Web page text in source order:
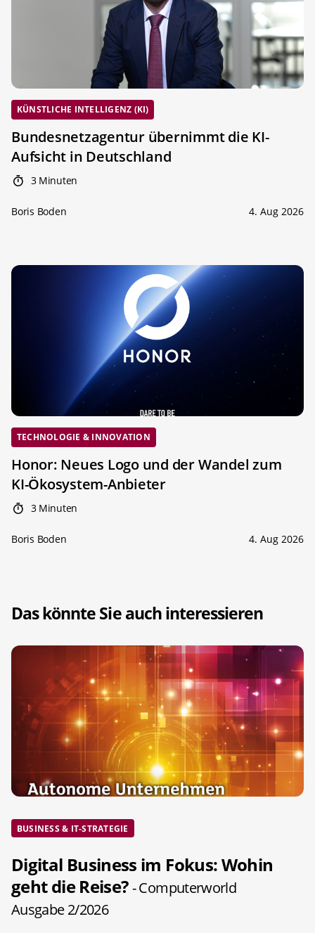
KÜNSTLICHE INTELLIGENZ (KI)
Bundesnetzagentur übernimmt die KI-
Aufsicht in Deutschland
3 Minuten
Boris Boden 4. Aug 2026
TECHNOLOGIE & INNOVATION
Honor: Neues Logo und der Wandel zum
KI-Ökosystem-Anbieter
3 Minuten
Boris Boden 4. Aug 2026
Das könnte Sie auch interessieren
BUSINESS & IT-STRATEGIE
Digital Business im Fokus: Wohin
geht die Reise?- Computerworld
Ausgabe 2/2026